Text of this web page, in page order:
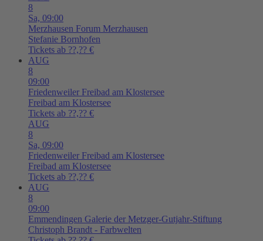
8
Sa, 09:00
Merzhausen Forum Merzhausen
Stefanie Bornhofen
Tickets ab ??,?? €
AUG
8
09:00
Friedenweiler Freibad am Klostersee
Freibad am Klostersee
Tickets ab ??,?? €
AUG
8
Sa, 09:00
Friedenweiler Freibad am Klostersee
Freibad am Klostersee
Tickets ab ??,?? €
AUG
8
09:00
Emmendingen Galerie der Metzger-Gutjahr-Stiftung
Christoph Brandt - Farbwelten